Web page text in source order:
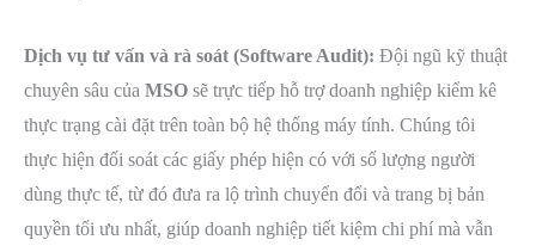
Dịch vụ tư vấn và rà soát (Software Audit): Đội ngũ kỹ thuật
chuyên sâu của MSO sẽ trực tiếp hỗ trợ doanh nghiệp kiểm kê
thực trạng cài đặt trên toàn bộ hệ thống máy tính. Chúng tôi
thực hiện đối soát các giấy phép hiện có với số lượng người
dùng thực tế, từ đó đưa ra lộ trình chuyển đổi và trang bị bản
quyền tối ưu nhất, giúp doanh nghiệp tiết kiệm chi phí mà vẫn